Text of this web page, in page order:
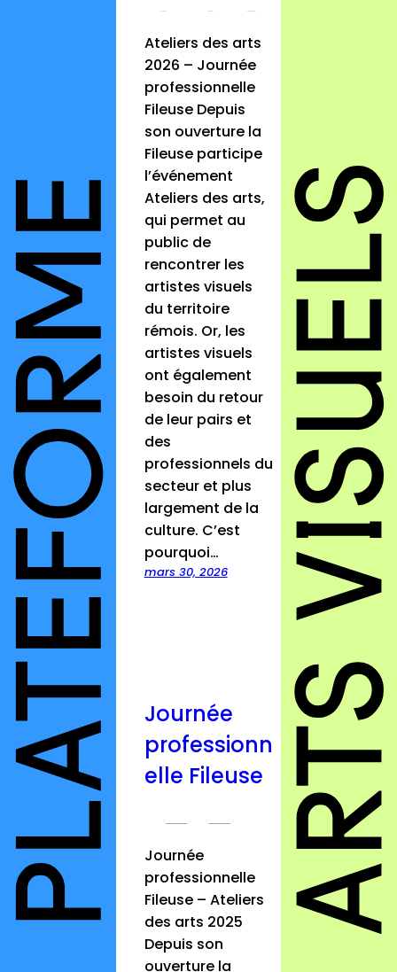
Ateliers des arts
2026 – Journée
professionnelle
Fileuse Depuis
son ouverture la
Fileuse participe
l’événement
Ateliers des arts,
qui permet au
public de
rencontrer les
artistes visuels
du territoire
rémois. Or, les
artistes visuels
ont également
besoin du retour
de leur pairs et
des
professionnels du
secteur et plus
largement de la
culture. C’est
pourquoi…
mars 30, 2026
Journée
professionn
elle Fileuse
Journée
professionnelle
Fileuse – Ateliers
des arts 2025
Depuis son
ouverture la